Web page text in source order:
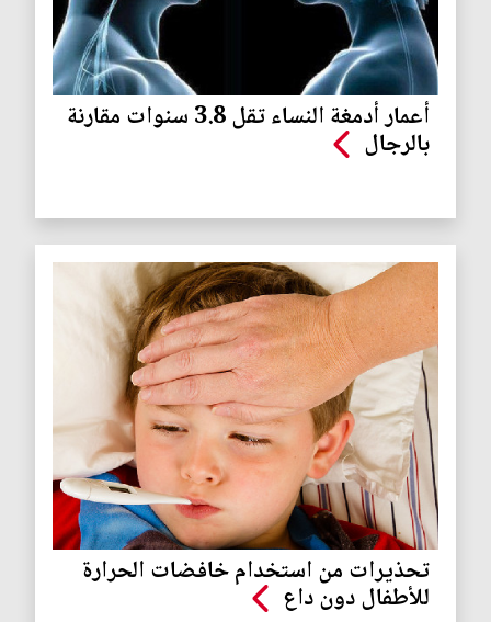
أعمار أدمغة النساء تقل 3.8 سنوات مقارنة
بالرجال
تحذيرات من استخدام خافضات الحرارة
للأطفال دون داع